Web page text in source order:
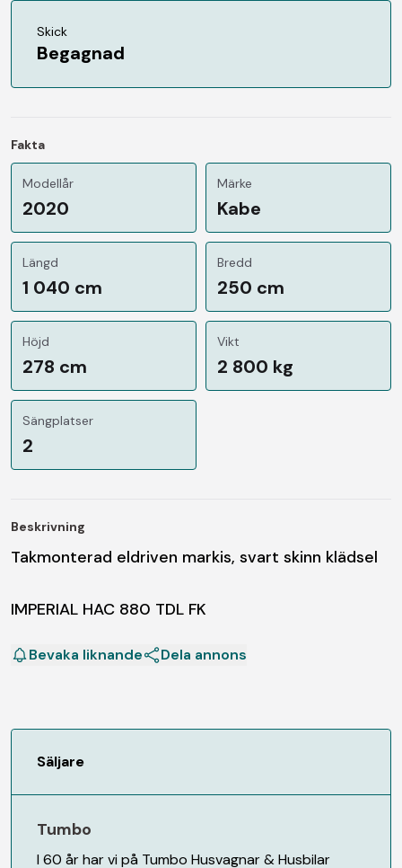
Skick
Begagnad
Fakta
Modellår
2020
Märke
Kabe
Längd
1 040 cm
Bredd
250 cm
Höjd
278 cm
Vikt
2 800 kg
Sängplatser
2
Beskrivning
Takmonterad eldriven markis, svart skinn klädsel
IMPERIAL HAC 880 TDL FK
Bevaka liknande Dela annons
Säljare
Tumbo
I 60 år har vi på Tumbo Husvagnar & Husbilar